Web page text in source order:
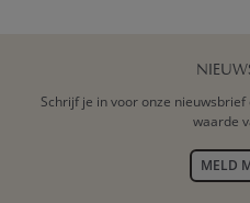
Schrijf je in voor onze
waarde
MELD